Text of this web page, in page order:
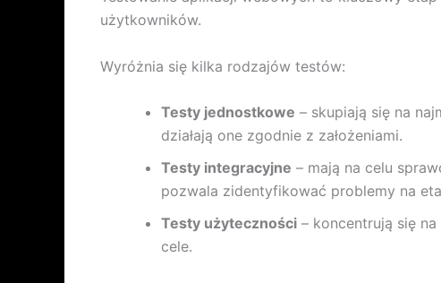
użytkowników.
Wyróżnia się kilka rodzajów testów:
Testy jednostkowe – skupiają się na
działają one zgodnie z założeniami.
Testy integracyjne – mają na celu
pozwala zidentyfikować problemy na
Testy użyteczności – koncentrują się
cele.